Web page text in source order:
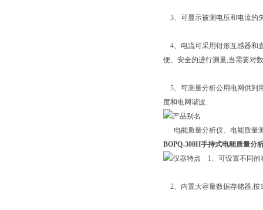
3、可显示被测电压和电流的
4、电流可采用钳形互感器和
便、安全的进行测量;当需要对
5、可测量分析公用电网供到
度和电网谐波.
电能质量分析仪、电能质量
BOPQ-300H手持式电能质量分
1、可设置不同的
2、内置大容量数据存储器,按